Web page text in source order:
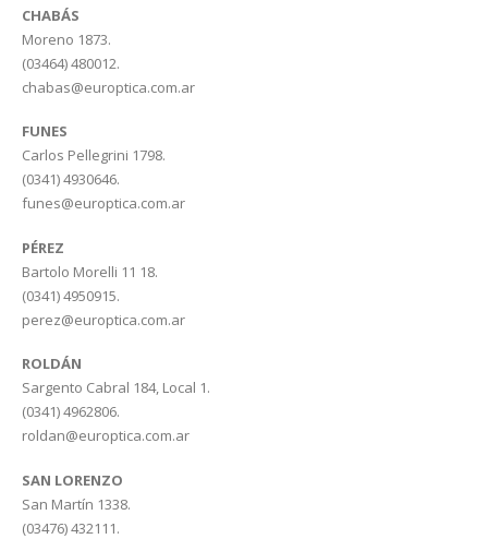
CHABÁS
Moreno 1873.
(03464) 480012.
chabas@europtica.com.ar
FUNES
Carlos Pellegrini 1798.
(0341) 4930646.
funes@europtica.com.ar
PÉREZ
Bartolo Morelli 11 18.
(0341) 4950915.
perez@europtica.com.ar
ROLDÁN
Sargento Cabral 184, Local 1.
(0341) 4962806.
roldan@europtica.com.ar
SAN LORENZO
San Martín 1338.
(03476) 432111.